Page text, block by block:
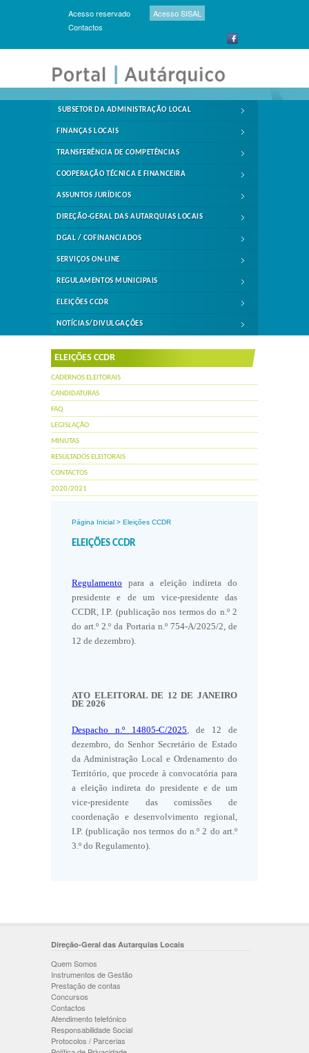
Acesso reservado
Acesso SISAL
Contactos
SUBSETOR DA ADMINISTRAÇÃO LOCAL
FINANÇAS LOCAIS
TRANSFERÊNCIA DE COMPETÊNCIAS
COOPERAÇÃO TÉCNICA E FINANCEIRA
ASSUNTOS JURÍDICOS
DIREÇÃO-GERAL DAS AUTARQUIAS LOCAIS
DGAL / COFINANCIADOS
SERVIÇOS ON-LINE
REGULAMENTOS MUNICIPAIS
ELEIÇÕES CCDR
NOTÍCIAS/DIVULGAÇÕES
ELEIÇÕES CCDR
CADERNOS ELEITORAIS
CANDIDATURAS
FAQ
LEGISLAÇÃO
MINUTAS
RESULTADOS ELEITORAIS
CONTACTOS
2020/2021
Página Inicial > Eleições CCDR
ELEIÇÕES CCDR
Regulamento para a eleição indireta do
presidente e de um vice-presidente das
CCDR, I.P. (publicação nos termos do n.º 2
do art.º 2.º da Portaria n.º 754-A/2025/2, de
12 de dezembro).
ATO ELEITORAL DE 12 DE JANEIRO
DE 2026
Despacho n.º 14805-C/2025, de 12 de
dezembro, do Senhor Secretário de Estado
da Administração Local e Ordenamento do
Território, que procede à convocatória para
a eleição indireta do presidente e de um
vice-presidente das comissões de
coordenação e desenvolvimento regional,
I.P. (publicação nos termos do n.º 2 do art.º
3.º do Regulamento).
Direção-Geral das Autarquias Locais
Quem Somos
Instrumentos de Gestão
Prestação de contas
Concursos
Contactos
Atendimento telefónico
Responsabilidade Social
Protocolos / Parcerias